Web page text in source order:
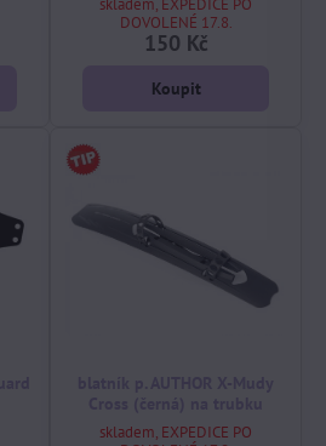
skladem, EXPEDICE PO
DOVOLENÉ 17.8.
150 Kč
Koupit
skladem, EXPEDICE PO